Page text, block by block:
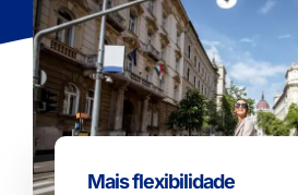
Mais flexibilidade